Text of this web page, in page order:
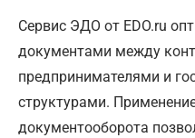
Сервис ЭДО от EDO.ru
документами между
предпринимателями и
структурами.
документооборота